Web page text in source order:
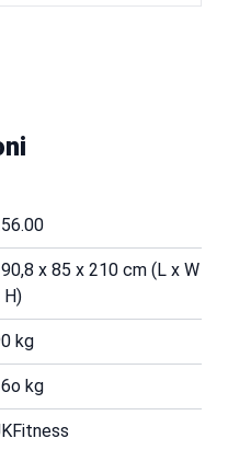
x 85 x 210 cm (L x W
H)
kg
kg